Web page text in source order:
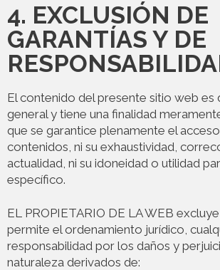
4. EXCLUSIÓN DE
GARANTÍAS Y DE
El contenido del presente sitio web es
general y tiene una finalidad
que se garantice plenamente el
contenidos, ni su exhaustividad,
actualidad, ni su idoneidad o utilidad
específico.
EL PROPIETARIO DE LA WEB
permite el ordenamiento jurídico,
responsabilidad por los daños y
naturaleza derivados de: